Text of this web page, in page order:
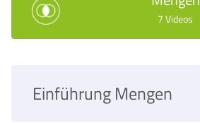
7 Videos
Einführung Mengen